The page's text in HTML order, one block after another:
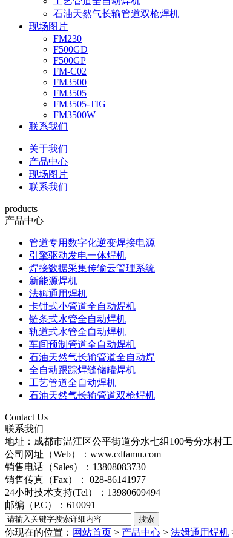
石油天然气长输管道双枪焊机
现场图片
FM230
F500GD
F500GP
FM-C02
FM3500
FM3505
FM3505-TIG
FM3500W
联系我们
关于我们
产品中心
现场图片
联系我们
products
产品中心
管道专用数字化逆变焊接电源
引擎驱动发电一体焊机
焊接数据采集传输云管理系统
新能源焊机
法姆通用焊机
卡钳式小管道全自动焊机
链条式水管全自动焊机
轨道式水管全自动焊机
车间预制管道全自动焊机
石油天然气长输管道全自动焊
全自动跟踪焊缝储罐焊机
工艺管道全自动焊机
石油天然气长输管道双枪焊机
Contact Us
联系我们
地址：成都市温江区公平街道分水七组100号分水村
公司网址（Web）：www.cdfamu.com
销售电话（Sales）：13808083730
销售传真（Fax）： 028-86141977
24小时技术支持(Tel）：13980609494
邮编（P.C）：610091
你现在的位置： 网站首页 > 产品中心 > 法姆通用焊机